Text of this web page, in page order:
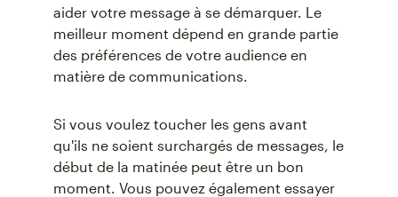
aider votre message à se démarquer. Le
meilleur moment dépend en grande partie
des préférences de votre audience en
matière de communications.
Si vous voulez toucher les gens avant
qu'ils ne soient surchargés de messages, le
début de la matinée peut être un bon
moment. Vous pouvez également essayer